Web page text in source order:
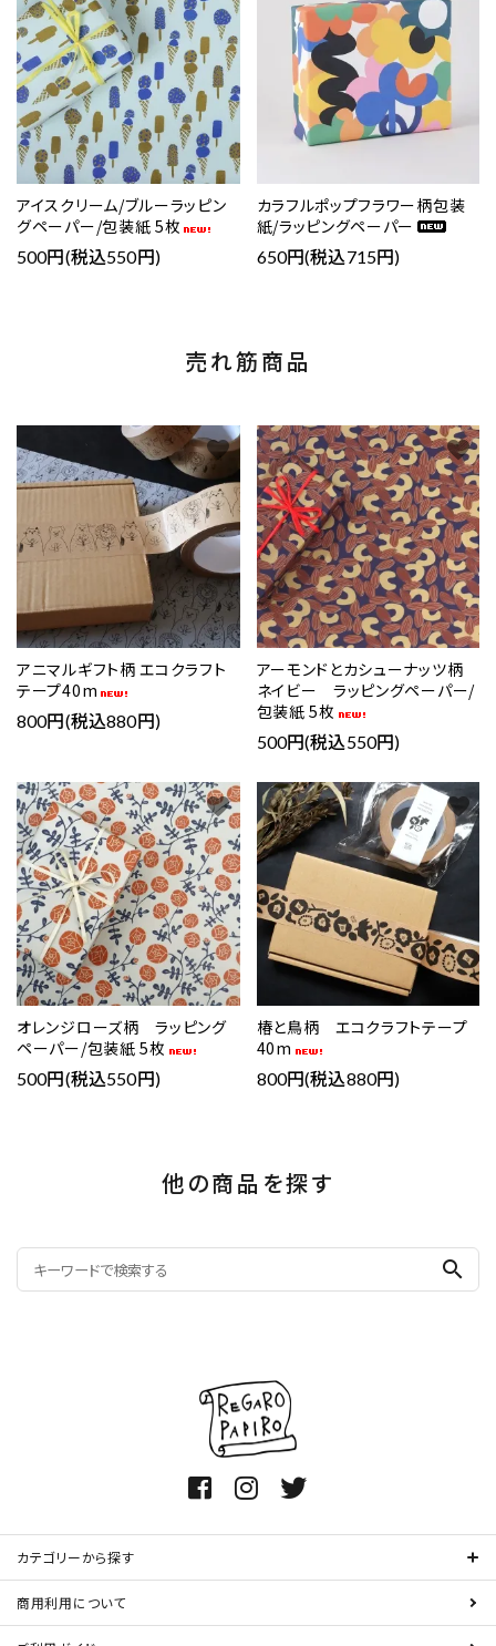
アイスクリーム/ブルーラッピン
グペーパー/包装紙 5枚
500円(税込550円)
カラフルポップフラワー柄包装
紙/ラッピングペーパー
650円(税込715円)
売れ筋商品
アニマルギフト柄 エコクラフト
テープ40m
800円(税込880円)
favorite
アーモンドとカシューナッツ柄
ネイビー ラッピングペーパー/
包装紙 5枚
500円(税込550円)
favorite
オレンジローズ柄 ラッピング
ペーパー/包装紙 5枚
500円(税込550円)
favorite
椿と鳥柄 エコクラフトテープ
40m
800円(税込880円)
favorite
他の商品を探す
search
カテゴリーから探す
商用利用について